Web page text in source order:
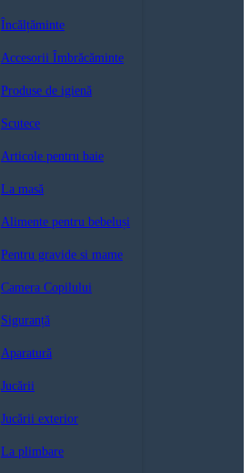
Încălțăminte
Accesorii Îmbrăcăminte
Produse de igienă
Scutece
Articole pentru baie
La masă
Alimente pentru bebeluși
Pentru gravide si mame
Camera Copilului
Siguranță
Aparatură
Jucării
Jucării exterior
La plimbare